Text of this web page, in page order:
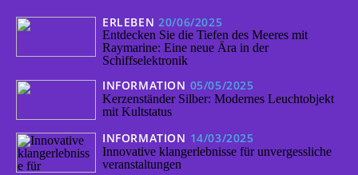
ERLEBEN 20/06/2025
Entdecken Sie die Tiefen des Meeres mit
Raymarine: Eine neue Ära in der
Schiffselektronik
INFORMATION 05/05/2025
Kerzenständer Silber: Modernes Leuchtobjekt
mit Kultstatus
INFORMATION 14/03/2025
Innovative klangerlebnisse für unvergessliche
veranstaltungen